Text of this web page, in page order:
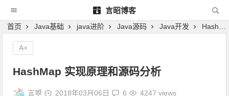
言昭博客
首页 Java基础 java进阶 Java源码 Java开发 HashMap 实现原理和源码分析
HashMap 实现原理和源码分析
言曌 2018年03月06日 6 4247 views
A+